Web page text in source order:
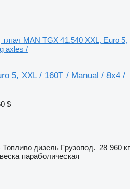
тягач MAN TGX 41.540 XXL, Euro 5,
axles /
5, XXL / 160T / Manual / 8x4 /
$
Топливо дизель Грузопод. 28 960 кг
параболическая